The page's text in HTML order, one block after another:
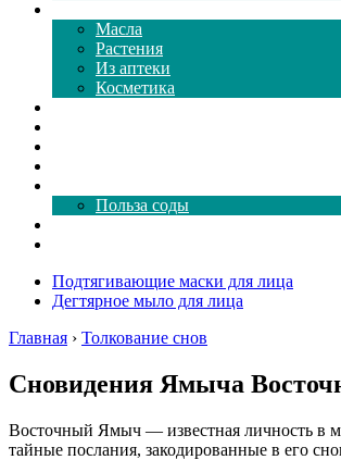
Масла
Растения
Из аптеки
Косметика
Польза соды
Подтягивающие маски для лица
Дегтярное мыло для лица
Главная › Толкование снов
Сновидения Ямыча
Восточный Ямыч — известная личность в
тайные послания, закодированные в его